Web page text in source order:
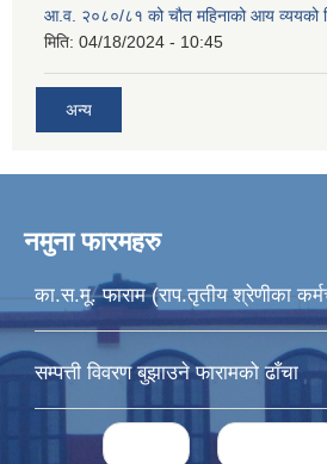
आ.व. २०८०/८१ को चौत महिनाको आय व्ययको
मिति: 04/18/2024 - 10:45
अन्य
नमुना फारमहरु
का.स.मू. फाराम (राप.तृतीय श्रेणीका
सम्पत्ती विवरण बुझाउने फारामको ढाँचा
Pages